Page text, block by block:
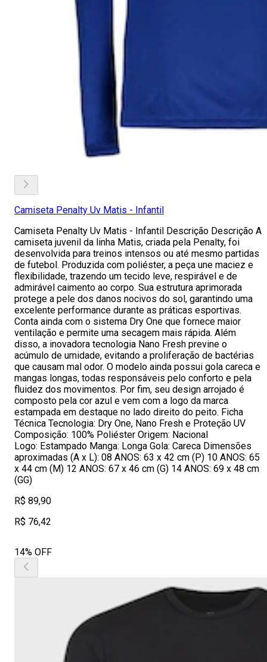
Camiseta Penalty Uv Matis - Infantil
Camiseta Penalty Uv Matis - Infantil Descrição Descrição A
camiseta juvenil da linha Matis, criada pela Penalty, foi
desenvolvida para treinos intensos ou até mesmo partidas
de futebol. Produzida com poliéster, a peça une maciez e
flexibilidade, trazendo um tecido leve, respirável e de
admirável caimento ao corpo. Sua estrutura aprimorada
protege a pele dos danos nocivos do sol, garantindo uma
excelente performance durante as práticas esportivas.
Conta ainda com o sistema Dry One que fornece maior
ventilação e permite uma secagem mais rápida. Além
disso, a inovadora tecnologia Nano Fresh previne o
acúmulo de umidade, evitando a proliferação de bactérias
que causam mal odor. O modelo ainda possui gola careca e
mangas longas, todas responsáveis pelo conforto e pela
fluidez dos movimentos. Por fim, seu design arrojado é
composto pela cor azul e vem com a logo da marca
estampada em destaque no lado direito do peito. Ficha
Técnica Tecnologia: Dry One, Nano Fresh e Proteção UV
Composição: 100% Poliéster Origem: Nacional
Logo: Estampado Manga: Longa Gola: Careca Dimensões
aproximadas (A x L): 08 ANOS: 63 x 42 cm (P) 10 ANOS: 65
x 44 cm (M) 12 ANOS: 67 x 46 cm (G) 14 ANOS: 69 x 48 cm
(GG)
R$ 89,90
R$ 76,42
14% OFF